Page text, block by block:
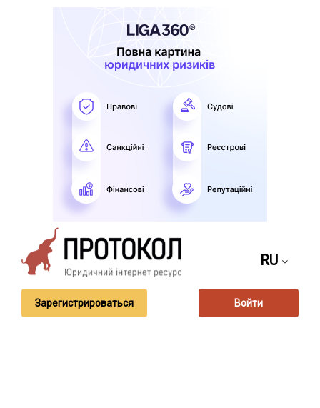
RU
Зарегистрироваться Войти